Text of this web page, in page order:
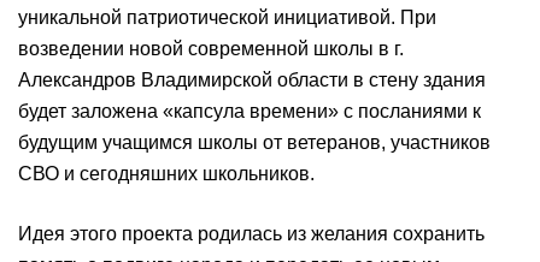
уникальной патриотической инициативой. При
возведении новой современной школы в г.
Александров Владимирской области в стену здания
будет заложена «капсула времени» с посланиями к
будущим учащимся школы от ветеранов, участников
СВО и сегодняшних школьников.
Идея этого проекта родилась из желания сохранить